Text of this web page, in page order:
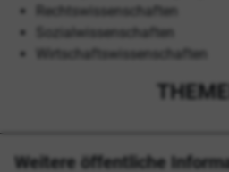
Rechtswissenschaften
Sozialwissenschaften
Wirtschaftswissenschaften
Weitere öffentliche